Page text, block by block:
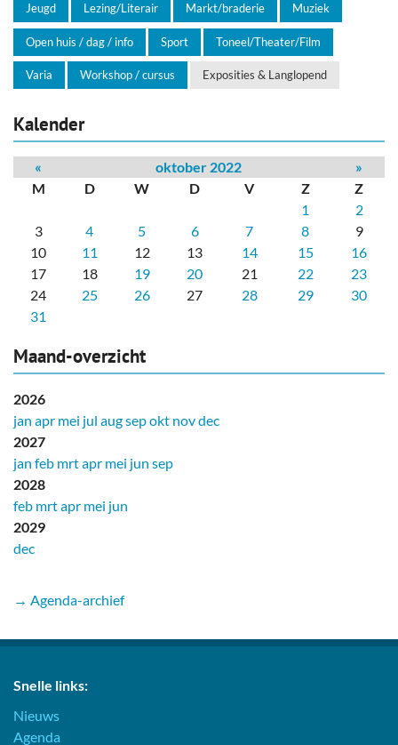
Jeugd Lezing/Literair Markt/braderie Muziek
Open huis / dag / info Sport Toneel/Theater/Film
Varia Workshop / cursus Exposities & Langlopend
Kalender
« oktober 2022
»
M
D W D V Z
Z
1
2
3
4 5 6 7 8
9
10
11 12 13 14 15
16
17
18 19 20 21 22
23
24
25 26 27 28 29
30
31
Maand-overzicht
2026
jan apr mei jul augsepokt novdec
2027
jan feb mrtapr mei jun sep
2028
feb mrtapr mei jun
2029
dec
→ Agenda-archief
Snelle links:
Nieuws
Agenda